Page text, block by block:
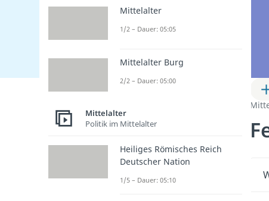
Mittelalter
1/2 – Dauer: 05:05
Mittelalter Burg
2/2 – Dauer: 05:00
Mittelalter
Politik im Mittelalter
Heiliges Römisches Reich
Deutscher Nation
1/5 – Dauer: 05:10